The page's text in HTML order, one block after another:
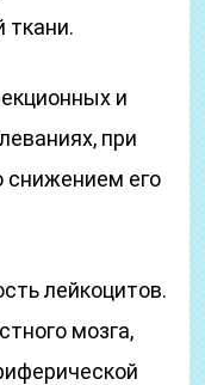
ткани.
и
при
снижением его
лейкоцитов.
мозга,